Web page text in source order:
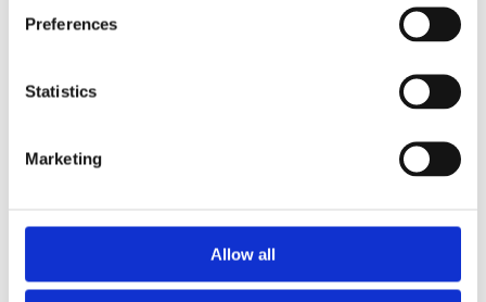
Preferences
Statistics
Marketing
Allow all
Rentabilidad
conseguida
Basada en los
0,00 %